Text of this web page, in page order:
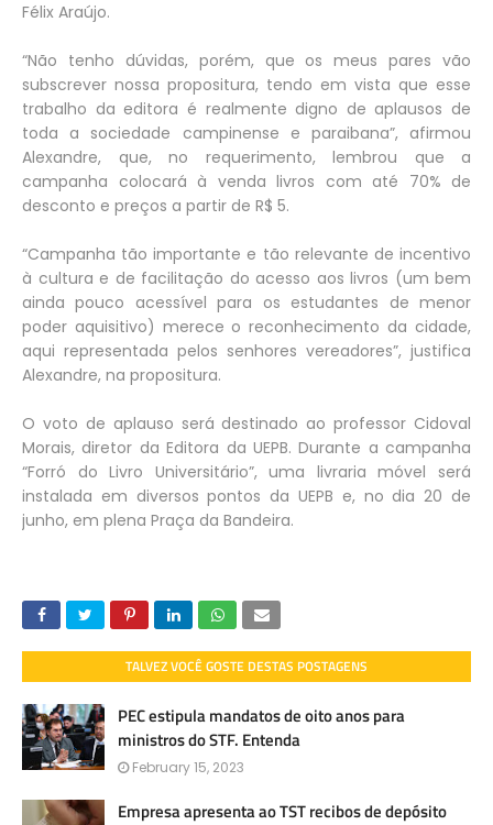
Félix Araújo.
“Não tenho dúvidas, porém, que os meus pares vão
subscrever nossa propositura, tendo em vista que esse
trabalho da editora é realmente digno de aplausos de
toda a sociedade campinense e paraibana”, afirmou
Alexandre, que, no requerimento, lembrou que a
campanha colocará à venda livros com até 70% de
desconto e preços a partir de R$ 5.
“Campanha tão importante e tão relevante de incentivo
à cultura e de facilitação do acesso aos livros (um bem
ainda pouco acessível para os estudantes de menor
poder aquisitivo) merece o reconhecimento da cidade,
aqui representada pelos senhores vereadores”, justifica
Alexandre, na propositura.
O voto de aplauso será destinado ao professor Cidoval
Morais, diretor da Editora da UEPB. Durante a campanha
“Forró do Livro Universitário”, uma livraria móvel será
instalada em diversos pontos da UEPB e, no dia 20 de
junho, em plena Praça da Bandeira.
TALVEZ VOCÊ GOSTE DESTAS POSTAGENS
PEC estipula mandatos de oito anos para
ministros do STF. Entenda
February 15, 2023
Empresa apresenta ao TST recibos de depósito